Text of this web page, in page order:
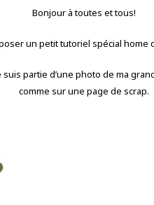
Bonjour à toutes et tous!
un petit tutoriel spécial
partie d’une photo de ma
comme sur une page de scrap.